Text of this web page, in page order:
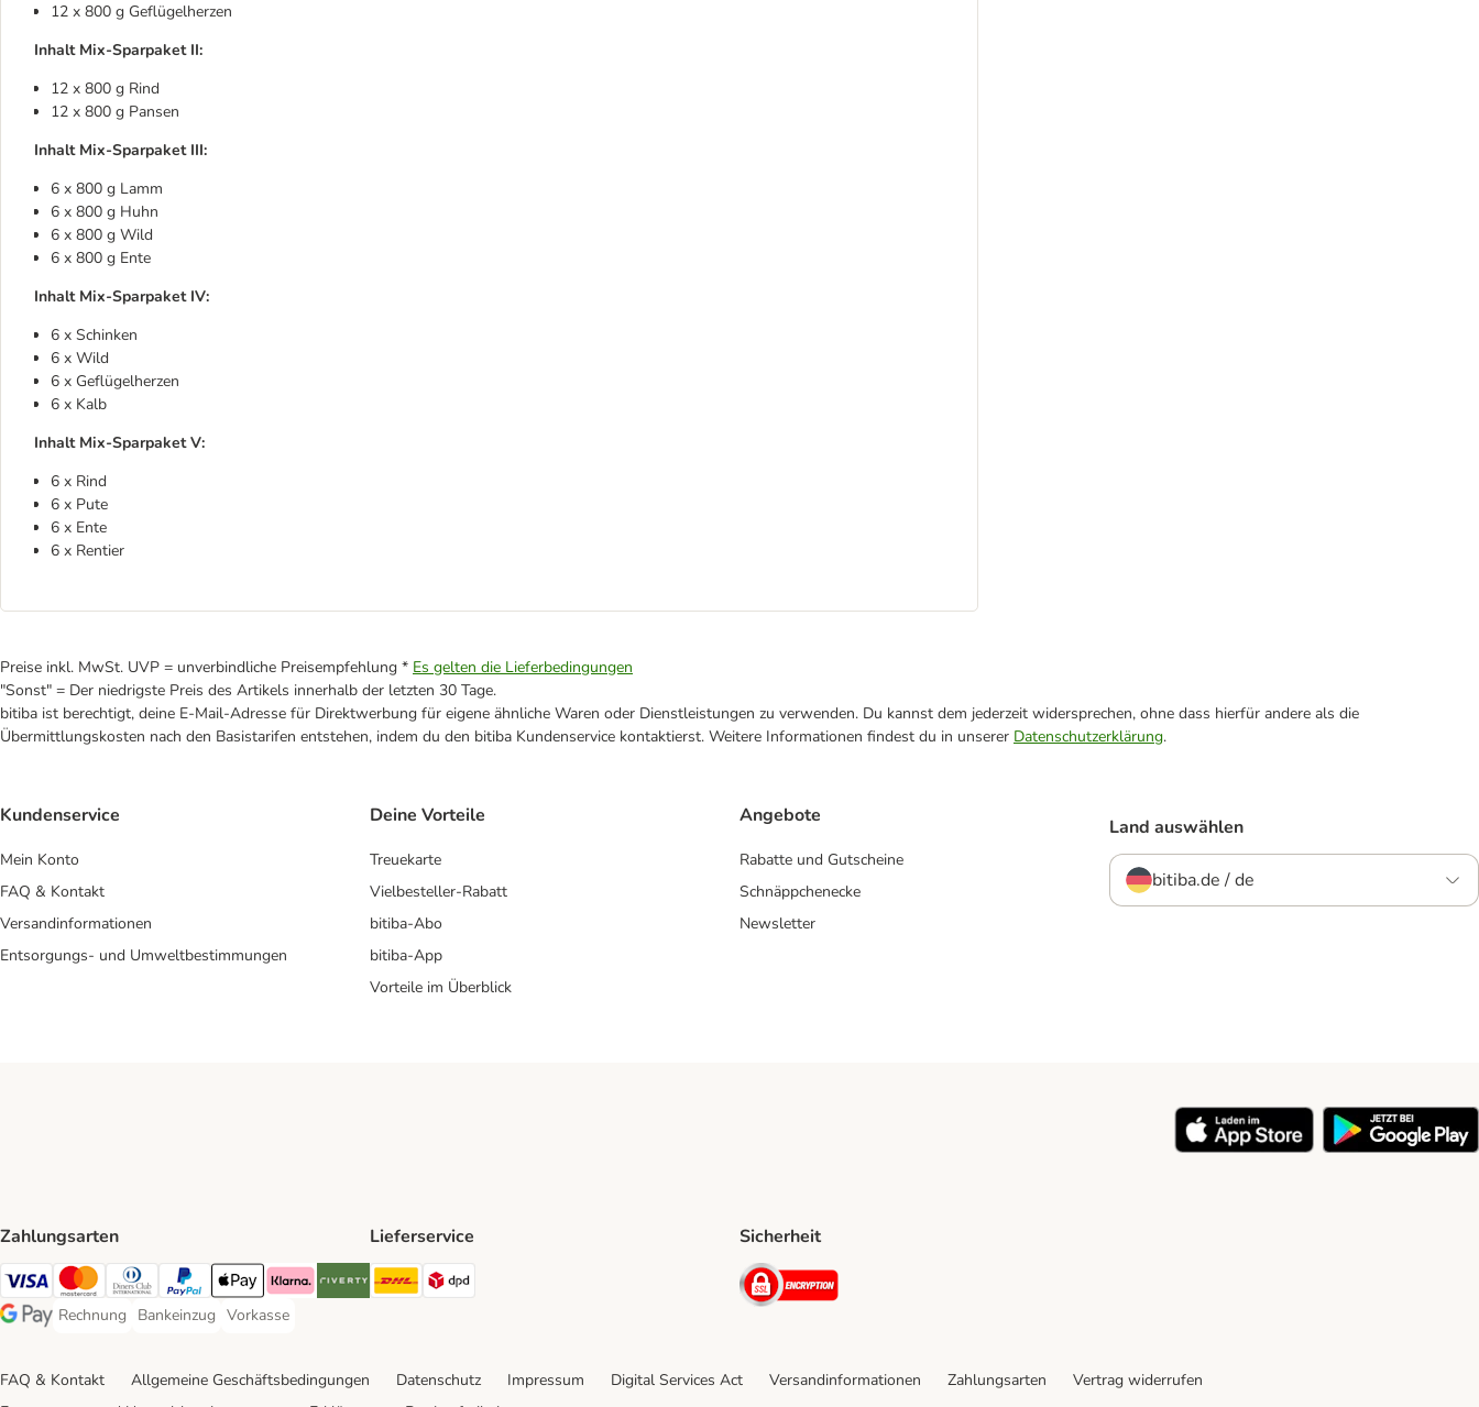
12 x 800 g Geflügelherzen
Inhalt Mix-Sparpaket II:
12 x 800 g Rind
12 x 800 g Pansen
Inhalt Mix-Sparpaket III:
6 x 800 g Lamm
6 x 800 g Huhn
6 x 800 g Wild
6 x 800 g Ente
Inhalt Mix-Sparpaket IV:
6 x Schinken
6 x Wild
6 x Geflügelherzen
6 x Kalb
Inhalt Mix-Sparpaket V:
6 x Rind
6 x Pute
6 x Ente
6 x Rentier
Preise inkl. MwSt. UVP = unverbindliche Preisempfehlung * Es gelten die Lieferbedingungen
"Sonst" = Der niedrigste Preis des Artikels innerhalb der letzten 30 Tage.
bitiba ist berechtigt, deine E-Mail-Adresse für Direktwerbung für eigene ähnliche Waren oder Dienstleistungen zu verwenden. Du kannst dem jederzeit widersprechen, ohne dass hierfür andere als die
Übermittlungskosten nach den Basistarifen entstehen, indem du den bitiba Kundenservice kontaktierst. Weitere Informationen findest du in unserer Datenschutzerklärung.
Kundenservice
Mein Konto
FAQ & Kontakt
Versandinformationen
Entsorgungs- und Umweltbestimmungen
Deine Vorteile
Treuekarte
Vielbesteller-Rabatt
bitiba-Abo
bitiba-App
Vorteile im Überblick
Angebote
Rabatte und Gutscheine
Schnäppchenecke
Newsletter
Land auswählen
bitiba.de / de
Zahlungsarten
Visa Payment Method
Mastercard Payment Method
Diners Club Payment Method
PayPal Payment Method
Apple Pay Payment Method
Klarna Payment Method
Riverty Payment Method
Google Pay Payment Method
Rechnung
Rechnung Payment Method
Bankeinzug
Bankeinzug Payment Method
Vorkasse
Vorkasse Payment Method
Lieferservice
DHL Shipping Method
Sicherheit
Security
FAQ & Kontakt Allgemeine Geschäftsbedingungen Datenschutz Impressum Digital Services Act Versandinformationen Zahlungsarten
Vertrag widerrufen